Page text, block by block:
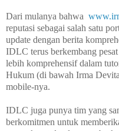
Dari mulanya bahwa
reputasi sebagai salah satu
update dengan berita
IDLC terus berkembang
lebih komprehensif dalam
Hukum (di bawah Irma
mobile-nya.
IDLC juga punya tim yang
berkomitmen untuk